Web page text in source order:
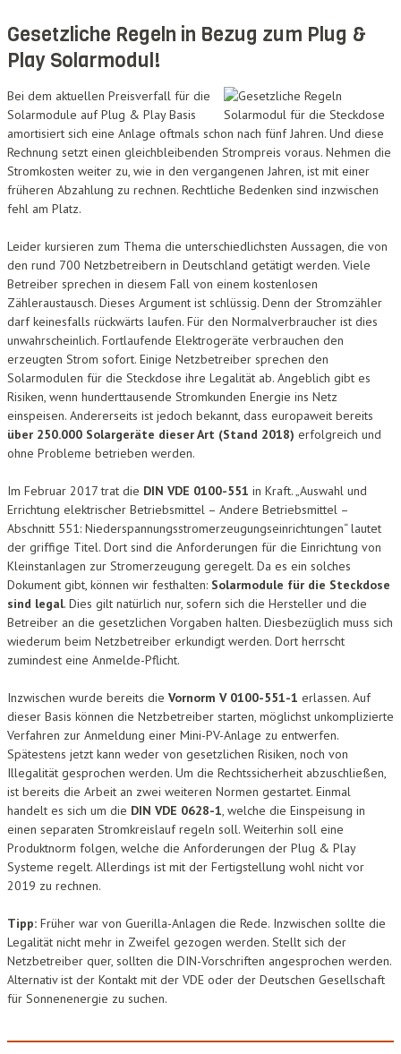
Gesetzliche Regeln in Bezug zum Plug &
Play Solarmodul!
Bei dem aktuellen Preisverfall für die
Solarmodule auf Plug & Play Basis
amortisiert sich eine Anlage oftmals schon nach fünf Jahren. Und diese
Rechnung setzt einen gleichbleibenden Strompreis voraus. Nehmen die
Stromkosten weiter zu, wie in den vergangenen Jahren, ist mit einer
früheren Abzahlung zu rechnen. Rechtliche Bedenken sind inzwischen
fehl am Platz.
Leider kursieren zum Thema die unterschiedlichsten Aussagen, die von
den rund 700 Netzbetreibern in Deutschland getätigt werden. Viele
Betreiber sprechen in diesem Fall von einem kostenlosen
Zähleraustausch. Dieses Argument ist schlüssig. Denn der Stromzähler
darf keinesfalls rückwärts laufen. Für den Normalverbraucher ist dies
unwahrscheinlich. Fortlaufende Elektrogeräte verbrauchen den
erzeugten Strom sofort. Einige Netzbetreiber sprechen den
Solarmodulen für die Steckdose ihre Legalität ab. Angeblich gibt es
Risiken, wenn hunderttausende Stromkunden Energie ins Netz
einspeisen. Andererseits ist jedoch bekannt, dass europaweit bereits
über 250.000 Solargeräte dieser Art (Stand 2018) erfolgreich und
ohne Probleme betrieben werden.
Im Februar 2017 trat die DIN VDE 0100-551 in Kraft. „Auswahl und
Errichtung elektrischer Betriebsmittel – Andere Betriebsmittel –
Abschnitt 551: Niederspannungsstromerzeugungseinrichtungen“ lautet
der griffige Titel. Dort sind die Anforderungen für die Einrichtung von
Kleinstanlagen zur Stromerzeugung geregelt. Da es ein solches
Dokument gibt, können wir festhalten: Solarmodule für die Steckdose
sind legal. Dies gilt natürlich nur, sofern sich die Hersteller und die
Betreiber an die gesetzlichen Vorgaben halten. Diesbezüglich muss sich
wiederum beim Netzbetreiber erkundigt werden. Dort herrscht
zumindest eine Anmelde-Pflicht.
Inzwischen wurde bereits die Vornorm V 0100-551-1 erlassen. Auf
dieser Basis können die Netzbetreiber starten, möglichst unkomplizierte
Verfahren zur Anmeldung einer Mini-PV-Anlage zu entwerfen.
Spätestens jetzt kann weder von gesetzlichen Risiken, noch von
Illegalität gesprochen werden. Um die Rechtssicherheit abzuschließen,
ist bereits die Arbeit an zwei weiteren Normen gestartet. Einmal
handelt es sich um die DIN VDE 0628-1, welche die Einspeisung in
einen separaten Stromkreislauf regeln soll. Weiterhin soll eine
Produktnorm folgen, welche die Anforderungen der Plug & Play
Systeme regelt. Allerdings ist mit der Fertigstellung wohl nicht vor
2019 zu rechnen.
Tipp: Früher war von Guerilla-Anlagen die Rede. Inzwischen sollte die
Legalität nicht mehr in Zweifel gezogen werden. Stellt sich der
Netzbetreiber quer, sollten die DIN-Vorschriften angesprochen werden.
Alternativ ist der Kontakt mit der VDE oder der Deutschen Gesellschaft
für Sonnenenergie zu suchen.